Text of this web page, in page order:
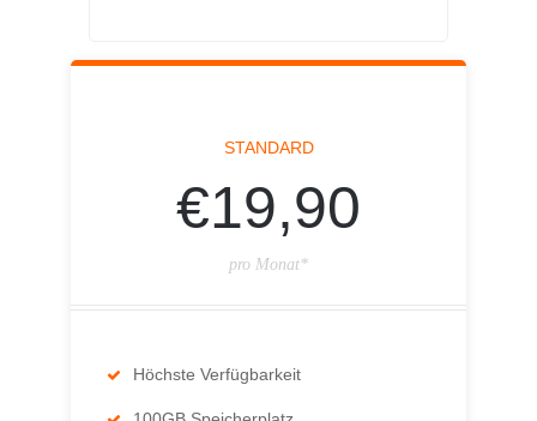
STANDARD
€19,90
pro Monat*
Höchste Verfügbarkeit